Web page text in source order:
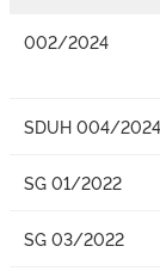
002/2024
SDUH 004/2024
SG 01/2022
SG 03/2022